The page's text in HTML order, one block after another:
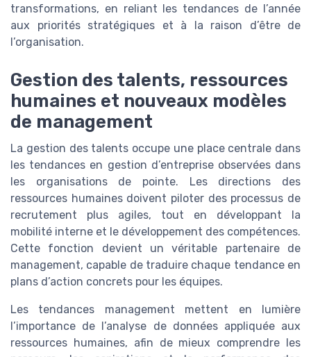
transformations, en reliant les tendances de l’année
aux priorités stratégiques et à la raison d’être de
l’organisation.
Gestion des talents, ressources
humaines et nouveaux modèles
de management
La gestion des talents occupe une place centrale dans
les tendances en gestion d’entreprise observées dans
les organisations de pointe. Les directions des
ressources humaines doivent piloter des processus de
recrutement plus agiles, tout en développant la
mobilité interne et le développement des compétences.
Cette fonction devient un véritable partenaire de
management, capable de traduire chaque tendance en
plans d’action concrets pour les équipes.
Les tendances management mettent en lumière
l’importance de l’analyse de données appliquée aux
ressources humaines, afin de mieux comprendre les